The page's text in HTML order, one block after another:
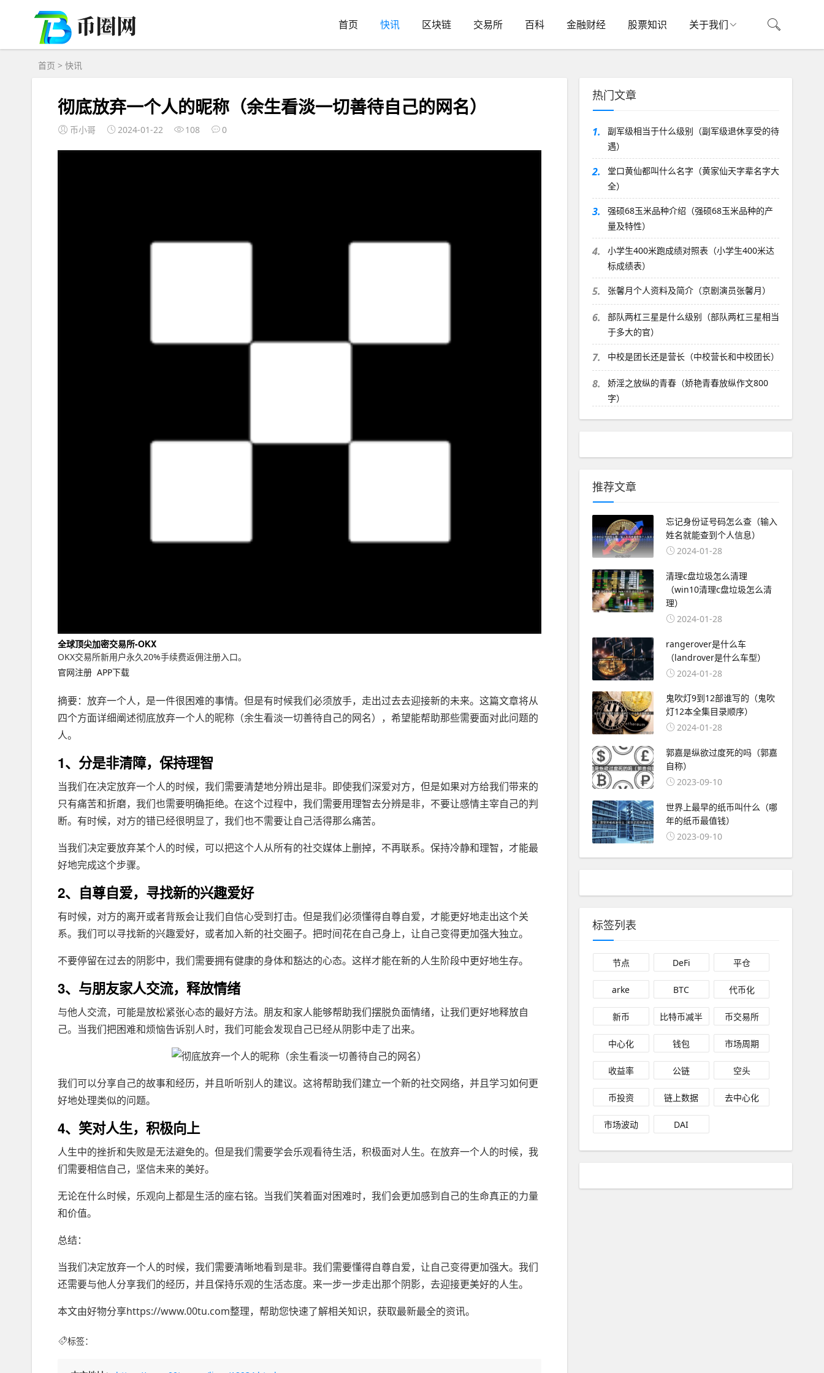
首页 快讯 区块链 交易所 百科 金融财经 股票知识 关于我们
首页 > 快讯
彻底放弃一个人的昵称（余生看淡一切善待自己的网名）
币小哥 2024-01-22 108 0
全球顶尖加密交易所-OKX
OKX交易所新用户永久20%手续费返佣注册入口。
官网注册 APP下载
摘要：放弃一个人，是一件很困难的事情。但是有时候我们必须放手，走出过去去迎接新的未来。这篇文章将从
四个方面详细阐述彻底放弃一个人的昵称（余生看淡一切善待自己的网名），希望能帮助那些需要面对此问题的
人。
1、分是非清障，保持理智
当我们在决定放弃一个人的时候，我们需要清楚地分辨出是非。即使我们深爱对方，但是如果对方给我们带来的
只有痛苦和折磨，我们也需要明确拒绝。在这个过程中，我们需要用理智去分辨是非，不要让感情主宰自己的判
断。有时候，对方的错已经很明显了，我们也不需要让自己活得那么痛苦。
当我们决定要放弃某个人的时候，可以把这个人从所有的社交媒体上删掉，不再联系。保持冷静和理智，才能最
好地完成这个步骤。
2、自尊自爱，寻找新的兴趣爱好
有时候，对方的离开或者背叛会让我们自信心受到打击。但是我们必须懂得自尊自爱，才能更好地走出这个关
系。我们可以寻找新的兴趣爱好，或者加入新的社交圈子。把时间花在自己身上，让自己变得更加强大独立。
不要停留在过去的阴影中，我们需要拥有健康的身体和豁达的心态。这样才能在新的人生阶段中更好地生存。
3、与朋友家人交流，释放情绪
与他人交流，可能是放松紧张心态的最好方法。朋友和家人能够帮助我们摆脱负面情绪，让我们更好地释放自
己。当我们把困难和烦恼告诉别人时，我们可能会发现自己已经从阴影中走了出来。
我们可以分享自己的故事和经历，并且听听别人的建议。这将帮助我们建立一个新的社交网络，并且学习如何更
好地处理类似的问题。
4、笑对人生，积极向上
人生中的挫折和失败是无法避免的。但是我们需要学会乐观看待生活，积极面对人生。在放弃一个人的时候，我
们需要相信自己，坚信未来的美好。
无论在什么时候，乐观向上都是生活的座右铭。当我们笑着面对困难时，我们会更加感到自己的生命真正的力量
和价值。
总结：
当我们决定放弃一个人的时候，我们需要清晰地看到是非。我们需要懂得自尊自爱，让自己变得更加强大。我们
还需要与他人分享我们的经历，并且保持乐观的生活态度。来一步一步走出那个阴影，去迎接更美好的人生。
本文由好物分享https://www.00tu.com整理，帮助您快速了解相关知识，获取最新最全的资讯。
标签：
热门文章
1.
副军级相当于什么级别（副军级退休享受的待
遇）
2.
堂口黄仙都叫什么名字（黄家仙天字辈名字大
全）
3.
强硕68玉米品种介绍（强硕68玉米品种的产
量及特性）
4.
小学生400米跑成绩对照表（小学生400米达
标成绩表）
5. 张馨月个人资料及简介（京剧演员张馨月）
6.
部队两杠三星是什么级别（部队两杠三星相当
于多大的官）
7. 中校是团长还是营长（中校营长和中校团长）
8.
娇淫之放纵的青春（娇艳青春放纵作文800
字）
推荐文章
忘记身份证号码怎么查（输入
姓名就能查到个人信息）
2024-01-28
清理c盘垃圾怎么清理
（win10清理c盘垃圾怎么清
理）
2024-01-28
rangerover是什么车
（landrover是什么车型）
2024-01-28
鬼吹灯9到12部谁写的（鬼吹
灯12本全集目录顺序）
2024-01-28
郭嘉是纵欲过度死的吗（郭嘉
自称）
2023-09-10
世界上最早的纸币叫什么（哪
年的纸币最值钱）
2023-09-10
标签列表
节点 DeFi 平仓
arke BTC 代币化
新币 比特币减半 币交易所
中心化 钱包 市场周期
收益率 公链 空头
币投资 链上数据 去中心化
市场波动 DAI